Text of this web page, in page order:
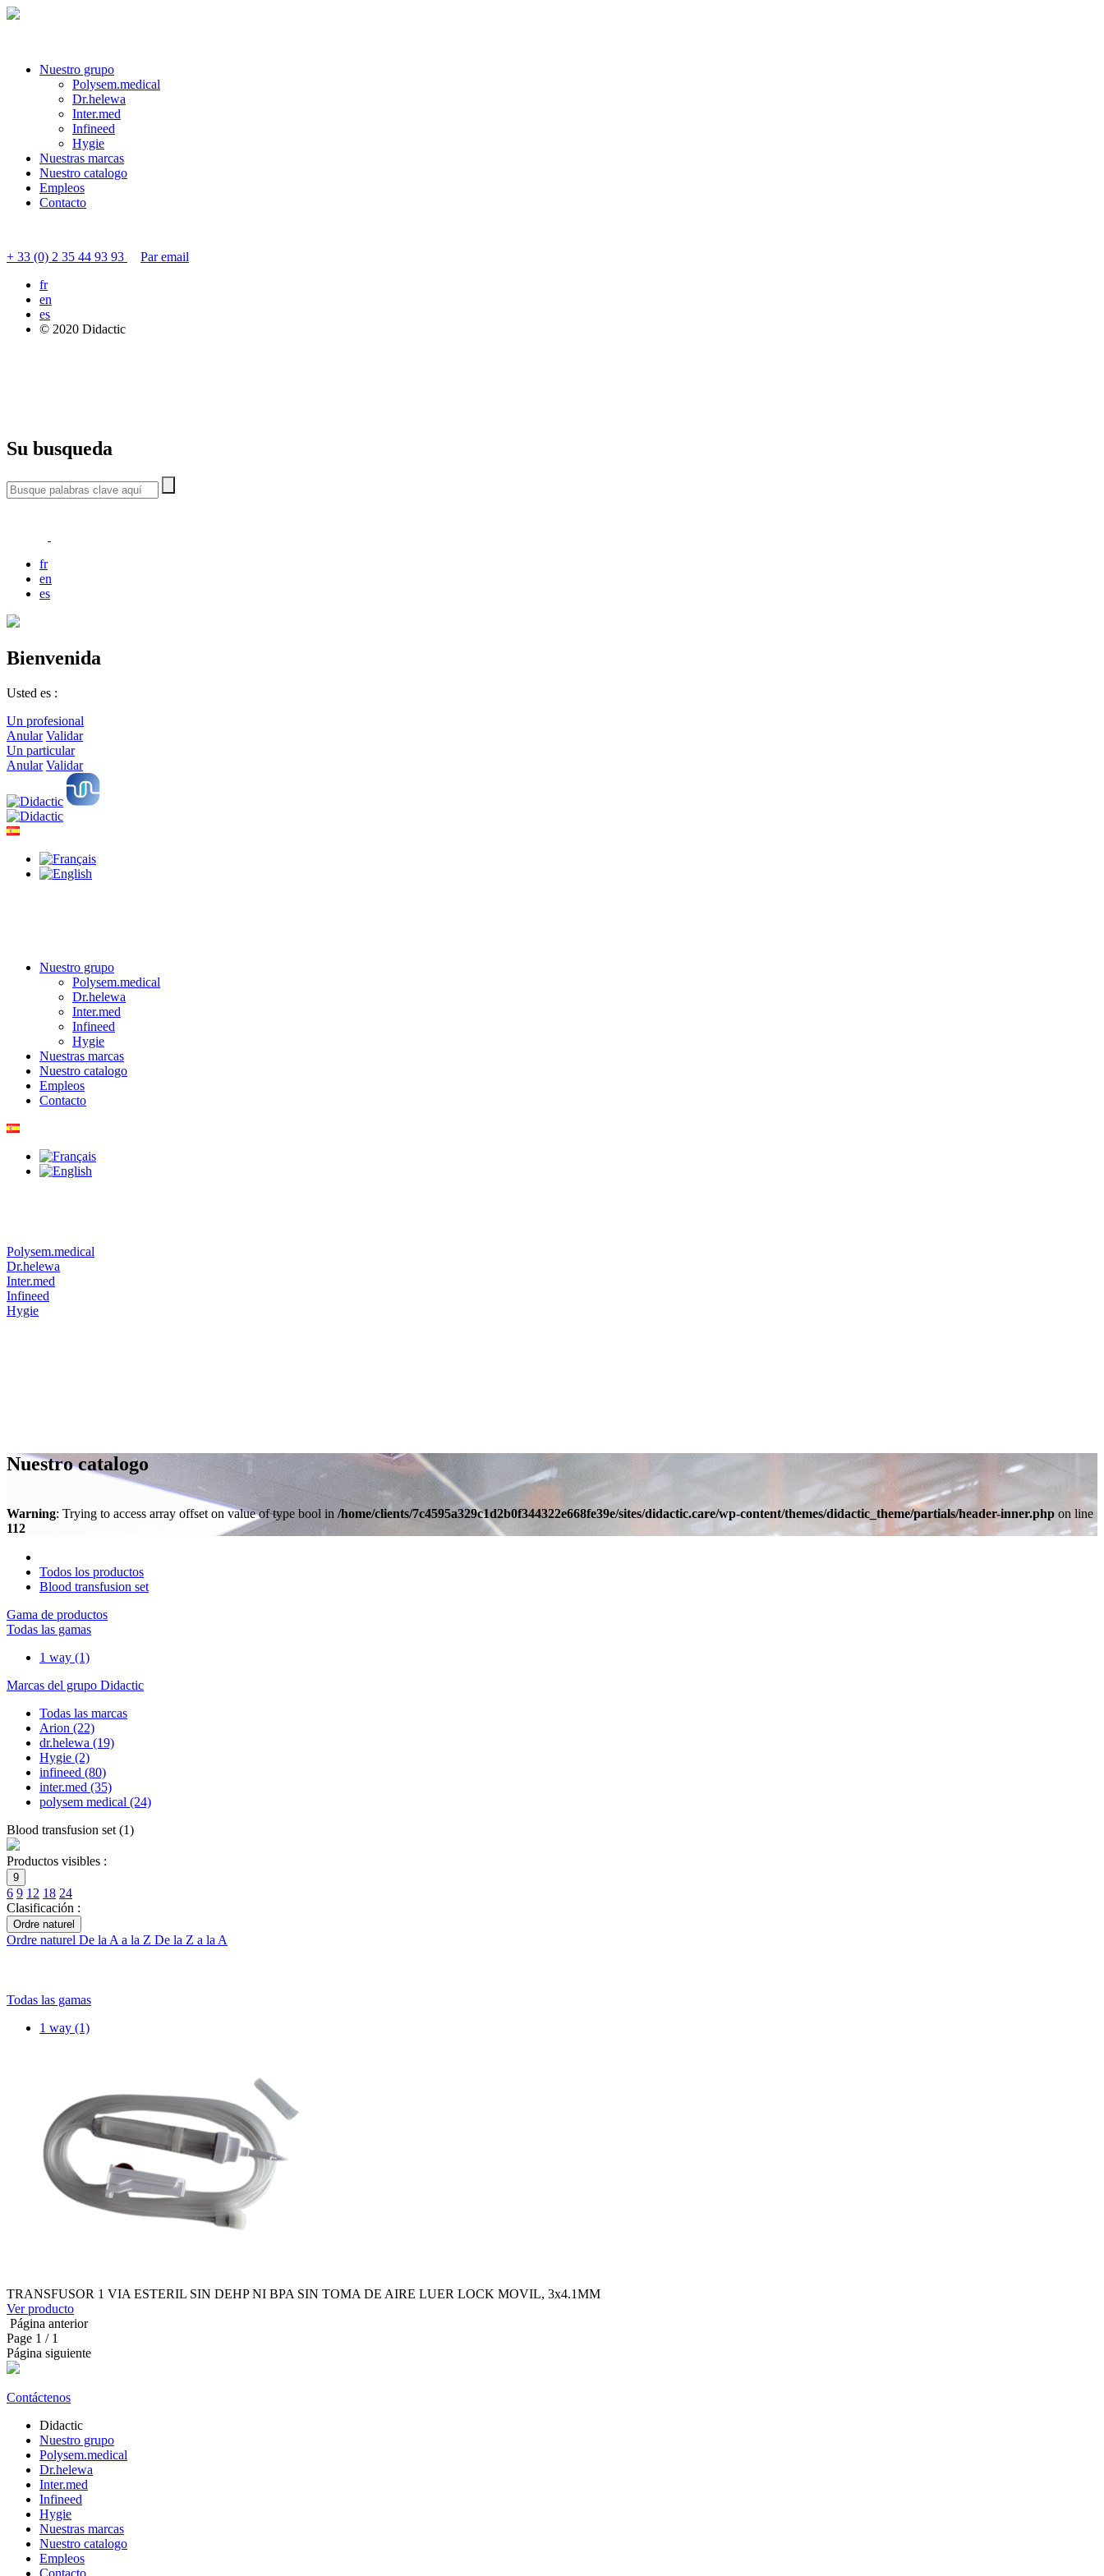
Nuestro grupo
Polysem.medical
Dr.helewa
Inter.med
Infineed
Hygie
Nuestras marcas
Nuestro catalogo
Empleos
Contacto
+ 33 (0) 2 35 44 93 93
Par email
fr
en
es
© 2020 Didactic
Su busqueda
fr
en
es
Bienvenida
Usted es :
Un profesional
Anular Validar
Un particular
Anular Validar
Nuestro grupo
Polysem.medical
Dr.helewa
Inter.med
Infineed
Hygie
Nuestras marcas
Nuestro catalogo
Empleos
Contacto
Polysem.medical
Dr.helewa
Inter.med
Infineed
Hygie
Nuestro catalogo
Warning: Trying to access array offset on value of type bool in /home/clients/7c4595a329c1d2b0f344322e668fe39e/sites/didactic.care/wp-content/themes/didactic_theme/partials/header-inner.php on line
112
Todos los productos
Blood transfusion set
Gama de productos
Todas las gamas
1 way (1)
Marcas del grupo Didactic
Todas las marcas
Arion (22)
dr.helewa (19)
Hygie (2)
infineed (80)
inter.med (35)
polysem medical (24)
Blood transfusion set (1)
Productos visibles :
9
6 9 12 18 24
Clasificación :
Ordre naturel
Ordre naturel De la A a la Z De la Z a la A
Todas las gamas
1 way (1)
TRANSFUSOR 1 VIA ESTERIL SIN DEHP NI BPA SIN TOMA DE AIRE LUER LOCK MOVIL, 3x4.1MM
Ver producto
Página anterior
Page 1 / 1
Página siguiente
Contáctenos
Didactic
Nuestro grupo
Polysem.medical
Dr.helewa
Inter.med
Infineed
Hygie
Nuestras marcas
Nuestro catalogo
Empleos
Contacto